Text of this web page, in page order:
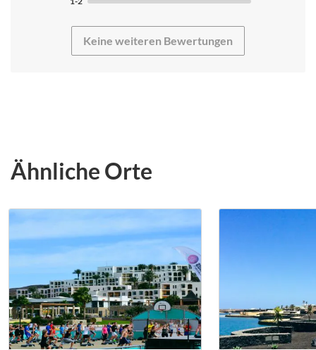
Gemüse einfach zubereitet gewünscht. Auf Anfrage gab
Wasser, das einen leichten Salzgehalt hat. Im Para Sport
eine Spastik befördert. Wie bereits erwähnt ist der
Fitness-Bereich etwas zu klein. Es ist immer alles sehr
sauber und gute Qualität geboten. Wir haben speziell im
Bereich Koordination, Kraft und Ausdauer gearbeitet.
Bis auf eine Einheit, die wir abbrechen mussten
aufgrund einer Spastik, da die Zugluft in der Mitte der
Bahn deutlich mehr ist als auf den Randbahnen, hat alles
gut geklappt. Aufgrund dieser Erfahrung der Zugluft auf
der Mittelbahn, haben wir Randbahnen gewünscht, was
Keine weiteren Bewertungen
Ähnliche Orte